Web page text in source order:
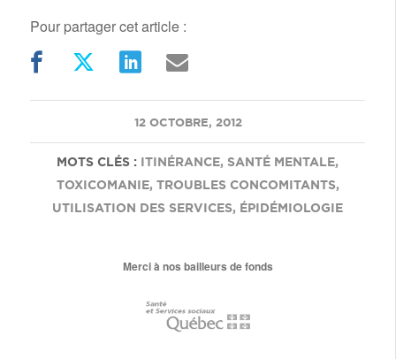
Pour partager cet article :
12 OCTOBRE, 2012
/
MOTS CLÉS : ITINÉRANCE, SANTÉ MENTALE,
TOXICOMANIE, TROUBLES CONCOMITANTS,
UTILISATION DES SERVICES, ÉPIDÉMIOLOGIE
Merci à nos bailleurs de fonds